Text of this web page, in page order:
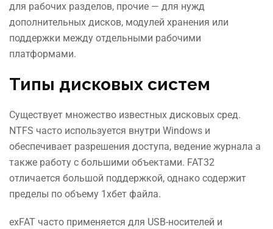
для рабочих разделов, прочие — для нужд
дополнительных дисков, модулей хранения или
поддержки между отдельными рабочими
платформами.
Типы дисковых систем
Существует множество известных дисковых сред.
NTFS часто используется внутри Windows и
обеспечивает разрешения доступа, ведение журнала а
также работу с большими объектами. FAT32
отличается большой поддержкой, однако содержит
пределы по объему 1хбет файла.
exFAT часто применяется для USB-носителей и